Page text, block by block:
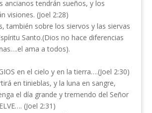
ancianos tendrán sueños, y los
visiones. (Joel 2:28)
también sobre los siervos y las siervas
Santo.(Dios no hace diferencias
ama a todos).
en el cielo y en la tierra….(Joel 2:30)
en tinieblas, y la luna en sangre,
el día grande y tremendo del Señor
(Joel 2:31)